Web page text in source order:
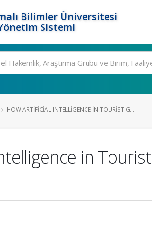
Bilimler Üniversitesi
Sistemi
HOW ARTIFICIAL INTELLIGENCE IN TOURIST G...
in